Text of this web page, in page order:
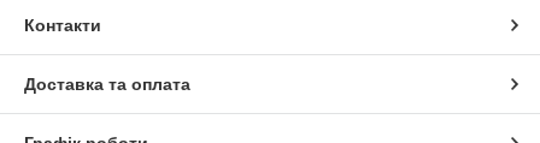
Контакти
Доставка та оплата